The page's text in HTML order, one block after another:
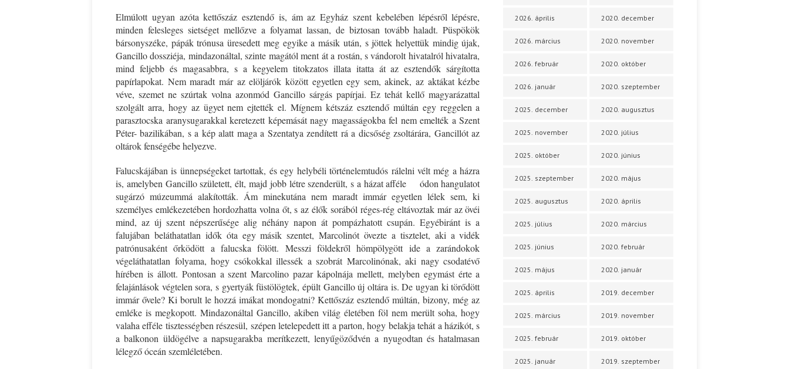
Elmúlott ugyan azóta kettőszáz esztendő is, ám az Egyház szent kebelében lépésről lépésre,
minden felesleges sietséget mellőzve a folyamat lassan, de biztosan tovább haladt. Püspökök
bársonyszéke, pápák trónusa üresedett meg egyike a másik után, s jöttek helyettük mindig újak,
Gancillo dossziéja, mindazonáltal, szinte magától ment át a rostán, s vándorolt hivatalról hivatalra,
mind feljebb és magasabbra, s a kegyelem titokzatos illata itatta át az esztendők sárgította
papírlapokat. Nem maradt már az elöljárók között egyetlen egy sem, akinek, az aktákat kézbe
véve, szemet ne szúrtak volna azonmód Gancillo sárgás papírjai. Ez tehát kellő magyarázattal
szolgált arra, hogy az ügyet nem ejtették el. Mígnem kétszáz esztendő múltán egy reggelen a
parasztocska aranysugarakkal keretezett képemását nagy magasságokba fel nem emelték a Szent
Péter- bazilikában, s a kép alatt maga a Szentatya zendített rá a dicsőség zsoltárára, Gancillót az
oltárok fenségébe helyezve.
Falucskájában is ünnepségeket tartottak, és egy helybéli történelemtudós rálelni vélt még a házra
is, amelyben Gancillo született, élt, majd jobb létre szenderült, s a házat afféle ódon hangulatot
sugárzó múzeummá alakították. Ám minekutána nem maradt immár egyetlen lélek sem, ki
személyes emlékezetében hordozhatta volna őt, s az élők sorából réges-rég eltávoztak már az övéi
mind, az új szent népszerűsége alig néhány napon át pompázhatott csupán. Egyébiránt is a
falujában beláthatatlan idők óta egy másik szentet, Marcolinót övezte a tisztelet, aki a vidék
patrónusaként őrködött a falucska fölött. Messzi földekről hömpölygött ide a zarándokok
végeláthatatlan folyama, hogy csókokkal illessék a szobrát Marcolinónak, aki nagy csodatévő
hírében is állott. Pontosan a szent Marcolino pazar kápolnája mellett, melyben egymást érte a
felajánlások végtelen sora, s gyertyák füstölögtek, épült Gancillo új oltára is. De ugyan ki törődött
immár ővele? Ki borult le hozzá imákat mondogatni? Kettőszáz esztendő múltán, bizony, még az
emléke is megkopott. Mindazonáltal Gancillo, akiben világ életében föl nem merült soha, hogy
valaha efféle tisztességben részesül, szépen letelepedett itt a parton, hogy belakja tehát a házikót, s
a balkonon üldögélve a napsugarakba merítkezett, lenyűgöződvén a nyugodtan és hatalmasan
lélegző óceán szemléletében.
2026. április
2026. március
2026. február
2026. január
2025. december
2025. november
2025. október
2025. szeptember
2025. augusztus
2025. július
2025. június
2025. május
2025. április
2025. március
2025. február
2025. január
2020. december
2020. november
2020. október
2020. szeptember
2020. augusztus
2020. július
2020. június
2020. május
2020. április
2020. március
2020. február
2020. január
2019. december
2019. november
2019. október
2019. szeptember